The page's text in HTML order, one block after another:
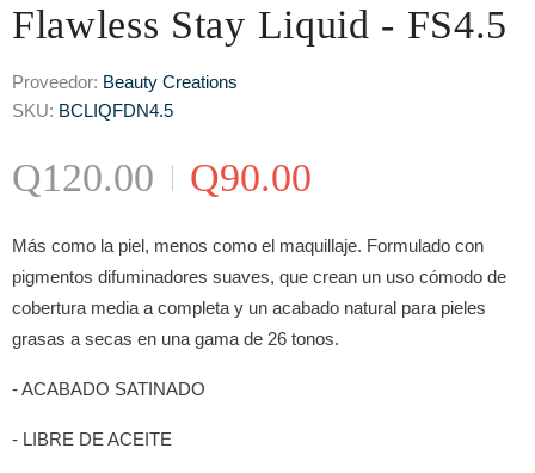
Flawless Stay Liquid - FS4.5
Proveedor: Beauty Creations
SKU: BCLIQFDN4.5
Q120.00 Q90.00
Más como la piel, menos como el maquillaje. Formulado con
pigmentos difuminadores suaves, que crean un uso cómodo de
cobertura media a completa y un acabado natural para pieles
grasas a secas en una gama de 26 tonos.
- ACABADO SATINADO
- LIBRE DE ACEITE